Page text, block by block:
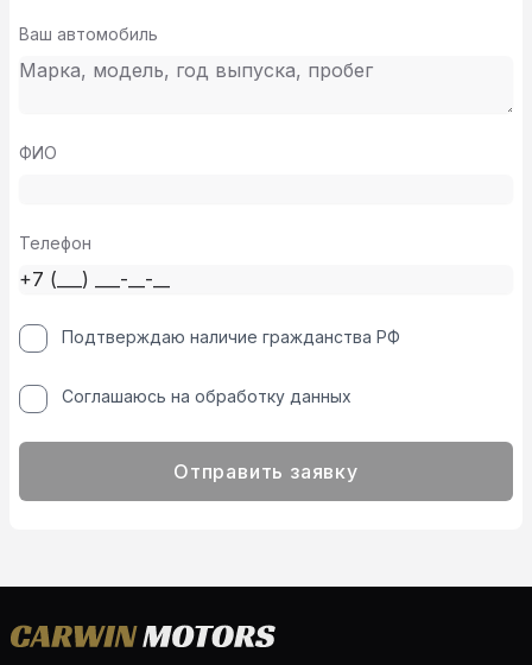
Ваш автомобиль
ФИО
Телефон
Подтверждаю наличие гражданства РФ
Соглашаюсь на обработку данных
Отправить заявку